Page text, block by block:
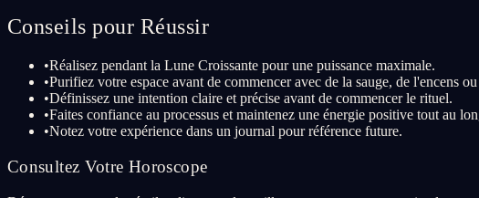
Conseils pour Réussir
•Réalisez pendant la Lune Croissante pour une puissance maximale.
•Purifiez votre espace avant de commencer avec de la sauge, de l'encens
•Définissez une intention claire et précise avant de commencer le rituel.
•Faites confiance au processus et maintenez une énergie positive tout au
•Notez votre expérience dans un journal pour référence future.
Consultez Votre Horoscope